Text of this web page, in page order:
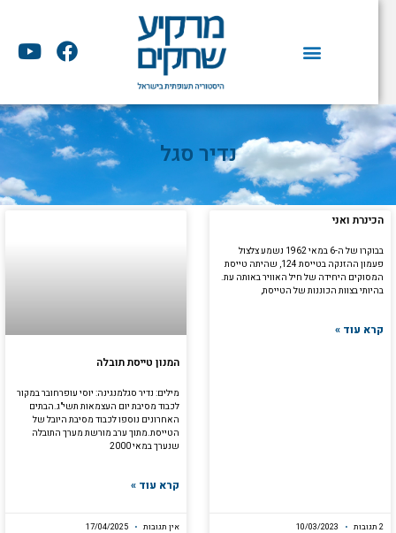
F
a
e
b
o
o
Y
o
t
u
b נדיר סגל
הכינרת ואני
בבוקרו של ה-6 במאי 1962 נשמע צלצול
פעמון ההזנקה בטייסת 124, שהיתה טייסת
המסוקים היחידה של חיל האוויר באותה עת.
בהיותי בצוות הכוננות של הטייסת,
קרא עוד »
המנון טייסת תובלה
מילים: נדיר סגלמנגינה: יוסי עופרחובר במקור
לכבוד מסיבת יום העצמאות תשי"ג.הבתים
האחרונים נוספו לכבוד מסיבת היובל של
הטייסת.מתוך ערב מורשת מערך התובלה
שנערך במאי 2000
קרא עוד »
אין תגובות